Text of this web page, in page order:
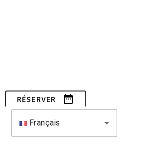
RÉSERVER date_range
Français